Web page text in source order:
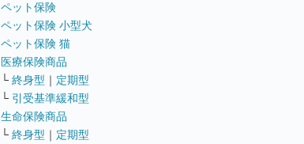
ペット保険
ペット保険 小型犬
ペット保険 猫
医療保険商品
└ 終身型 ｜ 定期型
└ 引受基準緩和型
生命保険商品
└ 終身型 ｜ 定期型